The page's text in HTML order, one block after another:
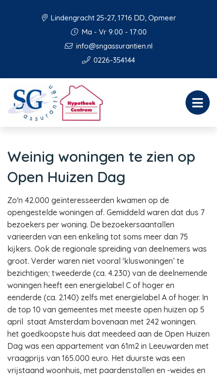
Lindengracht 25-27, 1716 DD, Opmeer
Ma - Vr 9:00 - 17:00
info@sngassurantien.nl
0226-354144
Weinig woningen te zien op
Open Huizen Dag
Zo'n 42.000 geïnteresseerden kwamen op de
opengestelde woningen af. Gemiddeld waren dat dus 7
bezoekers per woning. De bezoekersaantallen
varieerden van een enkeling tot soms meer dan 75
kijkers. Ook de regionale spreiding van deelnemers was
groot. Verder waren niet vooral 'kluswoningen’ te
bezichtigen; tweederde (ca. 4.230) van de deelnemende
woningen heeft een energielabel C of hoger en
eenderde (ca. 2.140) zelfs met energielabel A of hoger. In
de top 10 van gemeentes met meeste open huizen op 5
april staat Amsterdam bovenaan met 242 woningen.
het goedkoopste huis dat meedeed aan de Open Huizen
Dag was een appartement van 61m2 in Leeuwarden met
vraagprijs van 165.000 euro. Het duurste was een
vrijstaand woonhuis, met paardenstallen en -weides en